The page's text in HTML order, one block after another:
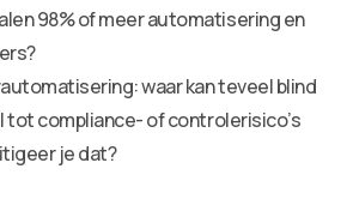
98% of meer automatisering en
waar kan teveel blind
tot compliance- of controlerisico’s
je dat?